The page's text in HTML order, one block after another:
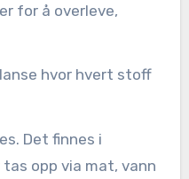
for å overleve,
hvor hvert stoff
Det finnes i
opp via mat, vann